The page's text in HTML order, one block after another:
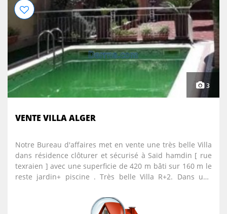
3
VENTE VILLA ALGER
Notre Bureau d'affaires met en vente une très belle Villa
dans résidence clôturer et sécurisé à Saïd hamdin [ rue
texraien ] avec une superficie de 420 m bâti sur 160 m le
reste jardin+ piscine . Très belle Villa R+2. Dans une
160 m. Avec acte notarié et livret de foncier. Plus
d'informations veuillez nous contacter sur : 0553768039